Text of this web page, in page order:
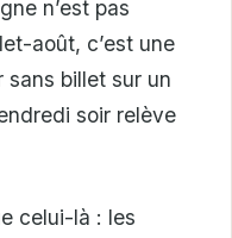
n’est pas
août, c’est une
sans billet sur un
soir relève
celui-là : les